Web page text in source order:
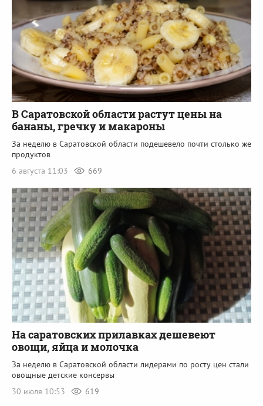
В Саратовской области растут цены на
бананы, гречку и макароны
За неделю в Саратовской области подешевело почти столько же
продуктов
6 августа 11:03
669
На саратовских прилавках дешевеют
овощи, яйца и молочка
За неделю в Саратовской области лидерами по росту цен стали
овощные детские консервы
30 июля 10:53
619